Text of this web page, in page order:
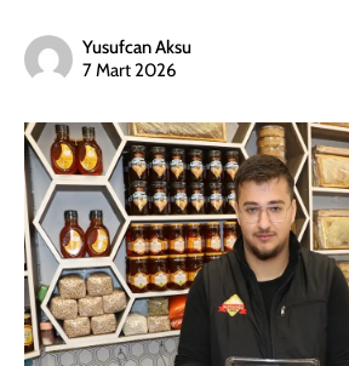
Yusufcan Aksu
7 Mart 2026